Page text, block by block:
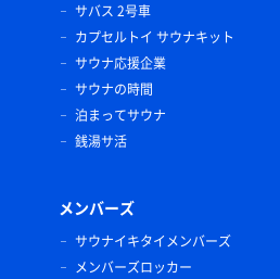
サバス 2号車
カプセルトイ サウナキット
サウナ応援企業
サウナの時間
泊まってサウナ
銭湯サ活
メンバーズ
サウナイキタイメンバーズ
メンバーズロッカー